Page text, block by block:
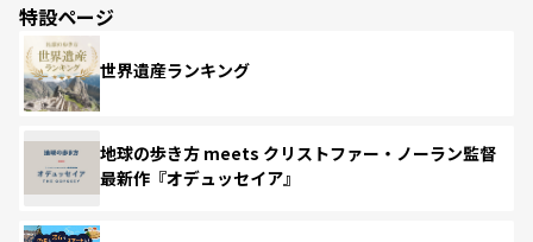
特設ページ
世界遺産ランキング
地球の歩き方 meets クリストファー・ノーラン監督
最新作『オデュッセイア』